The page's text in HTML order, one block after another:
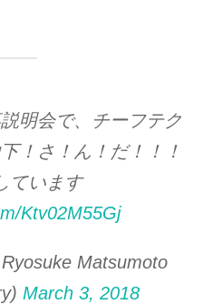
明会で、チーフテク
！さ！ん！だ！！！
ています
Ktv02M55Gj
Matsumoto
March 3, 2018